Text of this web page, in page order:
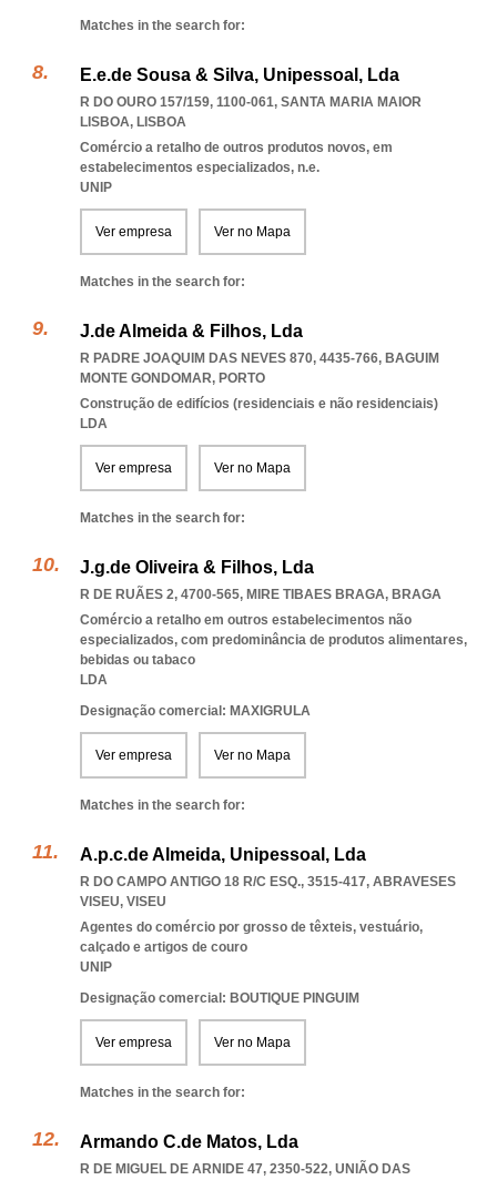
Matches in the search for:
E.e.de Sousa & Silva, Unipessoal, Lda
R DO OURO 157/159, 1100-061, SANTA MARIA MAIOR
LISBOA, LISBOA
Comércio a retalho de outros produtos novos, em
estabelecimentos especializados, n.e.
UNIP
Ver empresa Ver no Mapa
Matches in the search for:
J.de Almeida & Filhos, Lda
R PADRE JOAQUIM DAS NEVES 870, 4435-766, BAGUIM
MONTE GONDOMAR, PORTO
Construção de edifícios (residenciais e não residenciais)
LDA
Ver empresa Ver no Mapa
Matches in the search for:
J.g.de Oliveira & Filhos, Lda
R DE RUÃES 2, 4700-565, MIRE TIBAES BRAGA, BRAGA
Comércio a retalho em outros estabelecimentos não
especializados, com predominância de produtos alimentares,
bebidas ou tabaco
LDA
Designação comercial: MAXIGRULA
Ver empresa Ver no Mapa
Matches in the search for:
A.p.c.de Almeida, Unipessoal, Lda
R DO CAMPO ANTIGO 18 R/C ESQ., 3515-417, ABRAVESES
VISEU, VISEU
Agentes do comércio por grosso de têxteis, vestuário,
calçado e artigos de couro
UNIP
Designação comercial: BOUTIQUE PINGUIM
Ver empresa Ver no Mapa
Matches in the search for:
Armando C.de Matos, Lda
R DE MIGUEL DE ARNIDE 47, 2350-522, UNIÃO DAS